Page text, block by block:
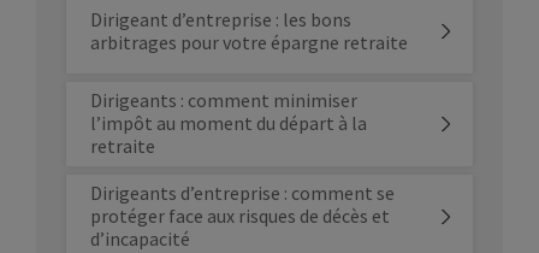
Dirigeant d’entreprise : les bons
arbitrages pour votre épargne retraite
Dirigeants : comment minimiser
l’impôt au moment du départ à la
retraite
Dirigeants d’entreprise : comment se
protéger face aux risques de décès et
d’incapacité